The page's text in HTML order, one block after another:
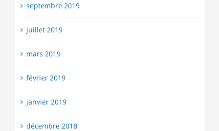
septembre 2019
juillet 2019
mars 2019
février 2019
janvier 2019
décembre 2018